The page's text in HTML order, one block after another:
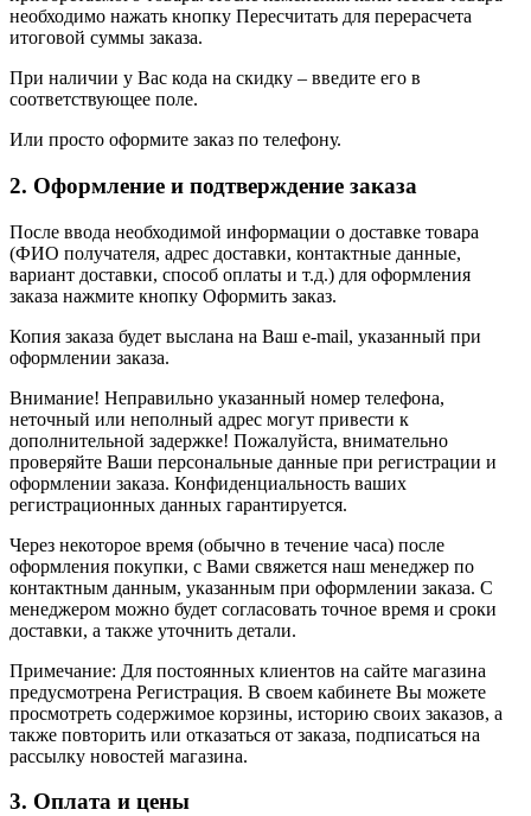
необходимо нажать кнопку Пересчитать для перерасчета
итоговой суммы заказа.
При наличии у Вас кода на скидку – введите его в
соответствующее поле.
Или просто оформите заказ по телефону.
2. Оформление и подтверждение заказа
После ввода необходимой информации о доставке товара
(ФИО получателя, адрес доставки, контактные данные,
вариант доставки, способ оплаты и т.д.) для оформления
заказа нажмите кнопку Оформить заказ.
Копия заказа будет выслана на Ваш e-mail, указанный при
оформлении заказа.
Внимание! Неправильно указанный номер телефона,
неточный или неполный адрес могут привести к
дополнительной задержке! Пожалуйста, внимательно
проверяйте Ваши персональные данные при регистрации и
оформлении заказа. Конфиденциальность ваших
регистрационных данных гарантируется.
Через некоторое время (обычно в течение часа) после
оформления покупки, с Вами свяжется наш менеджер по
контактным данным, указанным при оформлении заказа. С
менеджером можно будет согласовать точное время и сроки
доставки, а также уточнить детали.
Примечание: Для постоянных клиентов на сайте магазина
предусмотрена Регистрация. В своем кабинете Вы можете
просмотреть содержимое корзины, историю своих заказов, а
также повторить или отказаться от заказа, подписаться на
рассылку новостей магазина.
3. Оплата и цены